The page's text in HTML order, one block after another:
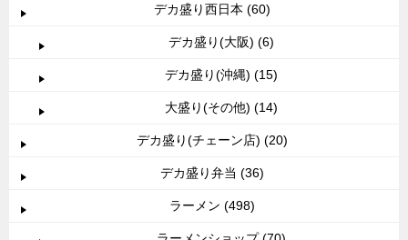
デカ盛り西日本 (60)
デカ盛り(大阪) (6)
デカ盛り(沖縄) (15)
大盛り(その他) (14)
デカ盛り(チェーン店) (20)
デカ盛り弁当 (36)
ラーメン (498)